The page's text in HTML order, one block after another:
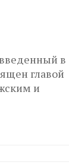
в
главой
и